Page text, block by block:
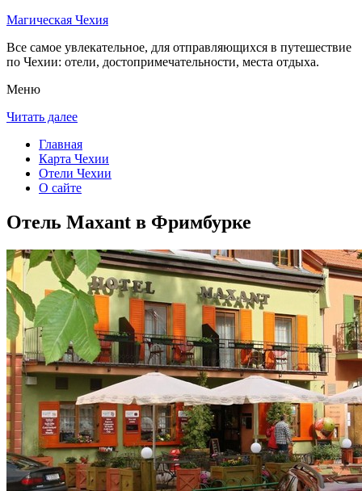
Магическая Чехия
Все самое увлекательное, для отправляющихся в путешествие
по Чехии: отели, достопримечательности, места отдыха.
Меню
Читать далее
Главная
Карта Чехии
Отели Чехии
О сайте
Отель Maxant в Фримбурке